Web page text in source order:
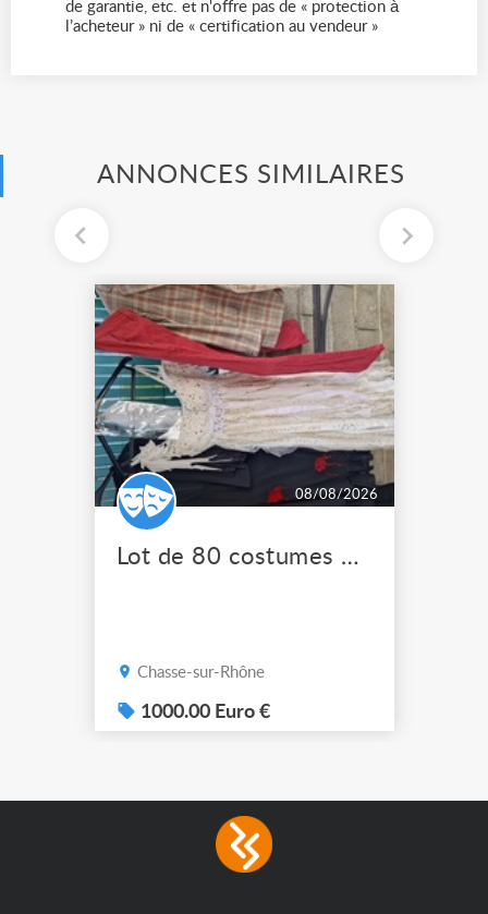
de garantie, etc. et n'offre pas de « protection à
l’acheteur » ni de « certification au vendeur »
ANNONCES SIMILAIRES
08/08/2026
Lot de 80 costumes de scène pro
Chasse-sur-Rhône
1000.00 Euro €